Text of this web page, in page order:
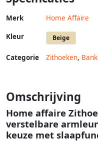
Merk Home Affaire
Kleur Beige
Categorie Zithoeken,
Omschrijving
Home affaire
verstelbare
keuze met